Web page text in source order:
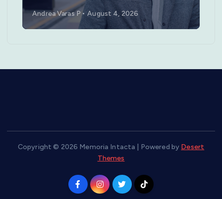
Andrea Varas P August 4, 2026
Copyright © 2026 Memoria Intacta | Powered by Desert
Themes